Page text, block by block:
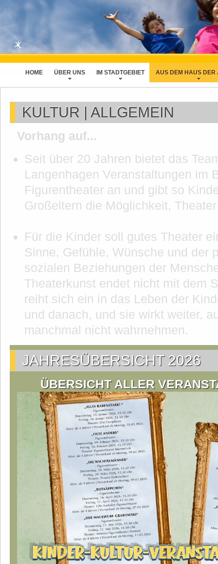
HOME ÜBER UNS IM STADTGEBIET AUS DEM HAUS DER
KULTUR | ALLGEMEIN
Vorhang auf...
Seit über 20 Jahren bietet das
Langenhagen Veranstaltungen im
Figurentheater an und gibt so
Großeltern die Möglichkeit, Theater
Für die Kinder soll gutes Theater
Sinne, Gefühle, Wünsche und der
sozialen Beziehungen der
Theaterkunst endet nicht mit dem
reiht sich ein in das Leben der
und danach, und sie wirkt weiter,
manchmal nicht wahrnehmen.
JAHRESÜBERSICHT 2026
ÜBERSICHT ALLER